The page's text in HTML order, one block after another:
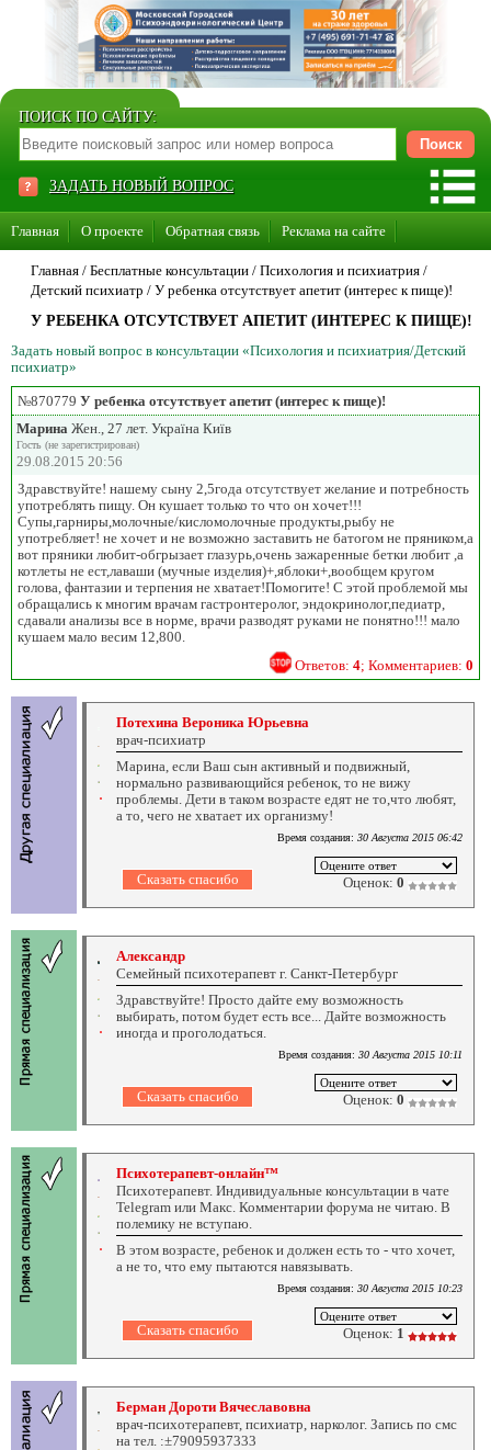
ПОИСК ПО САЙТУ:
ЗАДАТЬ НОВЫЙ ВОПРОС
Главная О проекте Обратная связь Реклама на сайте
Стать консультантом нашего сайта
Главная / Бесплатные консультации / Психология и психиатрия /
Детский психиатр / У ребенка отсутствует апетит (интерес к пище)!
У РЕБЕНКА ОТСУТСТВУЕТ АПЕТИТ (ИНТЕРЕС К ПИЩЕ)!
Задать новый вопрос в консультации «Психология и психиатрия/Детский
психиатр»
№870779 У ребенка отсутствует апетит (интерес к пище)!
Марина Жен., 27 лет. Україна Київ
Гость (не зарегистрирован)
29.08.2015 20:56
Здравствуйте! нашему сыну 2,5года отсутствует желание и потребность
употреблять пищу. Он кушает только то что он хочет!!!
Супы,гарниры,молочные/кисломолочные продукты,рыбу не
употребляет! не хочет и не возможно заставить не батогом не пряником,а
вот пряники любит-обгрызает глазурь,очень зажаренные бетки любит ,а
котлеты не ест,лаваши (мучные изделия)+,яблоки+,вообщем кругом
голова, фантазии и терпения не хватает!Помогите! С этой проблемой мы
обращались к многим врачам гастронтеролог, эндокринолог,педиатр,
сдавали анализы все в норме, врачи разводят руками не понятно!!! мало
кушаем мало весим 12,800.
Ответов: 4; Комментариев: 0
Потехина Вероника Юрьевна
врач-психиатр
Марина, если Ваш сын активный и подвижный,
нормально развивающийся ребенок, то не вижу
проблемы. Дети в таком возрасте едят не то,что любят,
а то, чего не хватает их организму!
Время создания: 30 Августа 2015 06:42
Оценок: 0
Александр
Семейный психотерапевт г. Санкт-Петербург
Здравствуйте! Просто дайте ему возможность
выбирать, потом будет есть все... Дайте возможность
иногда и проголодаться.
Время создания: 30 Августа 2015 10:11
Оценок: 0
Психотерапевт-онлайн™
Психотерапевт. Индивидуальные консультации в чате
Telegram или Макс. Комментарии форума не читаю. В
полемику не вступаю.
В этом возрасте, ребенок и должен есть то - что хочет,
а не то, что ему пытаются навязывать.
Время создания: 30 Августа 2015 10:23
Оценок: 1
Берман Дороти Вячеславовна
врач-психотерапевт, психиатр, нарколог. Запись по смс
на тел. :±79095937333